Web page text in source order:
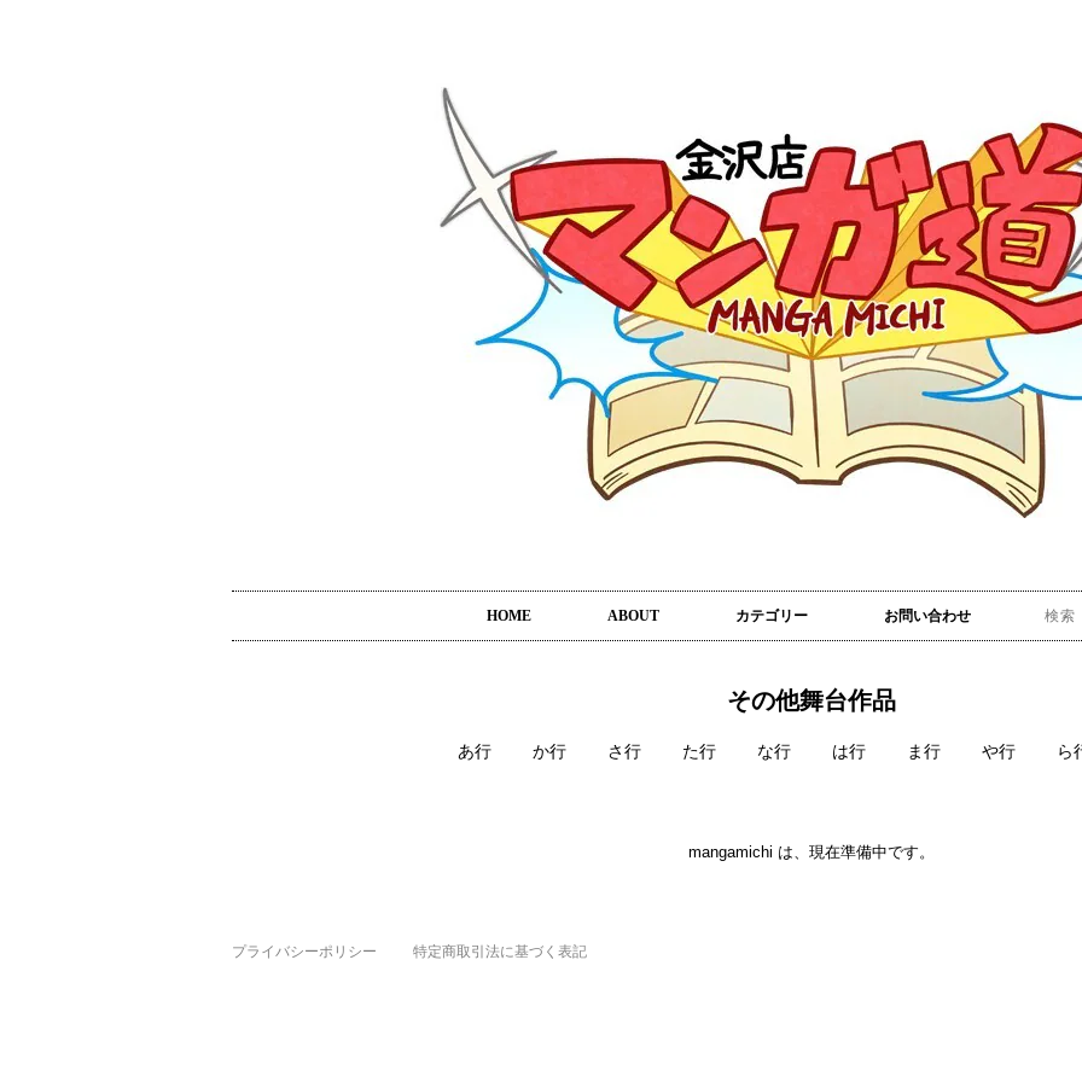
HOME ABOUT カテゴリー お問い合わせ
その他舞台作品
あ行 か行 さ行 た行 な行 は行 ま行 や行 ら
mangamichi は、現在準備中です。
プライバシーポリシー 特定商取引法に基づく表記